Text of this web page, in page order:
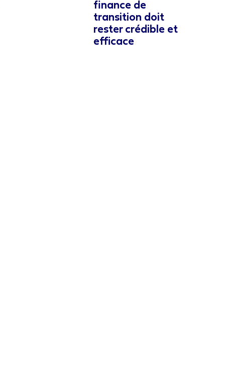
finance de
transition doit
rester crédible et
efficace